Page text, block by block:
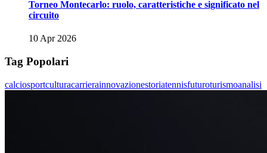
Torneo Montecarlo: ruolo, caratteristiche e significato nel
circuito
10 Apr 2026
Tag Popolari
calciosportculturacarrierainnovazionestoriatennisfuturoturismoanalisi